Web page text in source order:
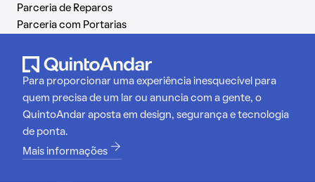
Parceria de Reparos
Parceria com Portarias
Para proporcionar uma experiência inesquecível para
quem precisa de um lar ou anuncia com a gente, o
QuintoAndar aposta em design, segurança e tecnologia
de ponta.
Mais informações